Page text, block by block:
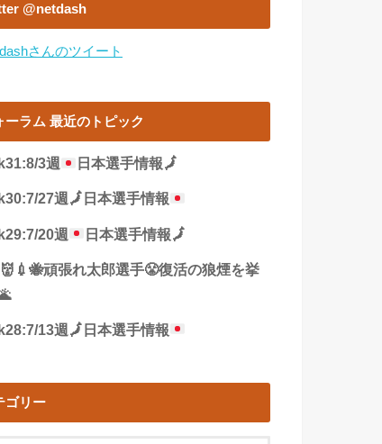
@netdash
さんのツイート
ーラム 最近のトピック
3週 日本選手情報🗾
27週🗾 日本選手情報
20週 日本選手情報🗾
頑張れ太郎選手😤復活の狼煙を挙
13週 🗾 日本選手情報
ゴリー